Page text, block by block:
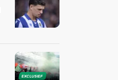
EXCLUSIEF